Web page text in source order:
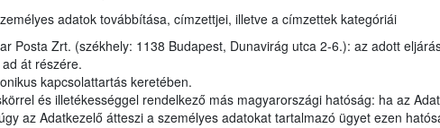
adatok továbbítása, címzettjei, illetve a címzettek kategóriái
Posta Zrt. (székhely: 1138 Budapest, Dunavirág utca 2-6.): az adott
át részére.
kapcsolattartás keretében.
és illetékességgel rendelkező más magyarországi hatóság: ha az
az Adatkezelő átteszi a személyes adatokat tartalmazó ügyet ezen